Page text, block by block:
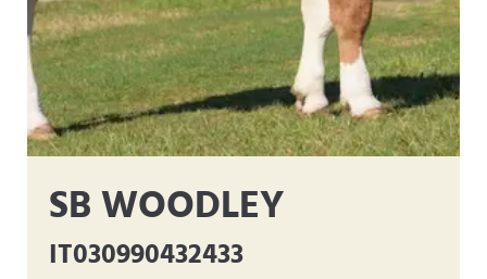
SB WOODLEY
IT030990432433